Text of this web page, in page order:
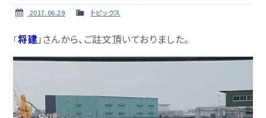
2017.06.29 トピックス
「将建」さんから、ご註文頂いておりました。